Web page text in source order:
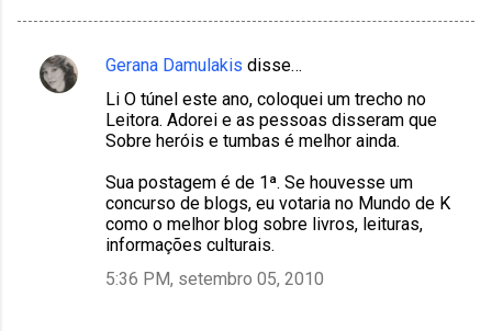
C
Gerana Damulakis disse…
Li O túnel este ano, coloquei um trecho no
Leitora. Adorei e as pessoas disseram que
Sobre heróis e tumbas é melhor ainda.
Sua postagem é de 1ª. Se houvesse um
concurso de blogs, eu votaria no Mundo de K
como o melhor blog sobre livros, leituras,
informações culturais.
5:36 PM, setembro 05, 2010